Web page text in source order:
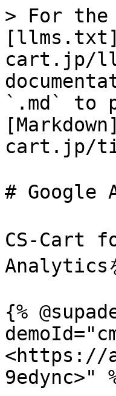
> For the
cart.jp/
`.md` to
cart.jp/
# Google
CS-Cart
Analytics
{%
<https://